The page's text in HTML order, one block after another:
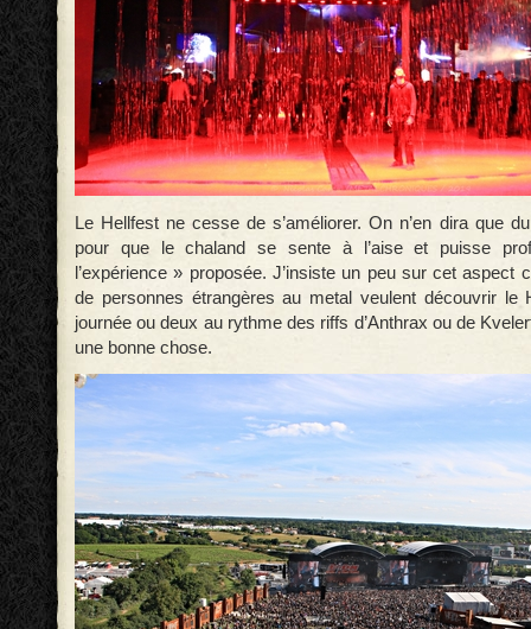
Le Hellfest ne cesse de s’améliorer. On n’en dira que
pour que le chaland se sente à l’aise et puisse
l’expérience » proposée. J’insiste un peu sur cet aspect
de personnes étrangères au metal veulent découvrir le
journée ou deux au rythme des riffs d’Anthrax ou de
une bonne chose.